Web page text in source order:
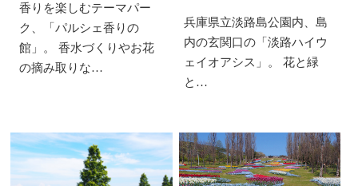
香りを楽しむテーマパー
ク、「パルシェ香りの
館」。 香水づくりやお花
の摘み取りな…
兵庫県立淡路島公園内、島
内の玄関口の「淡路ハイウ
ェイオアシス」。 花と緑
と…